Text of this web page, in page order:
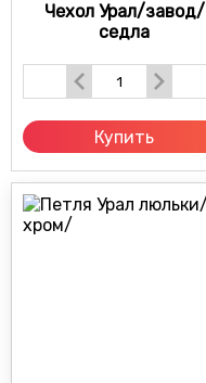
Чехол Урал/завод/
седла
Купить